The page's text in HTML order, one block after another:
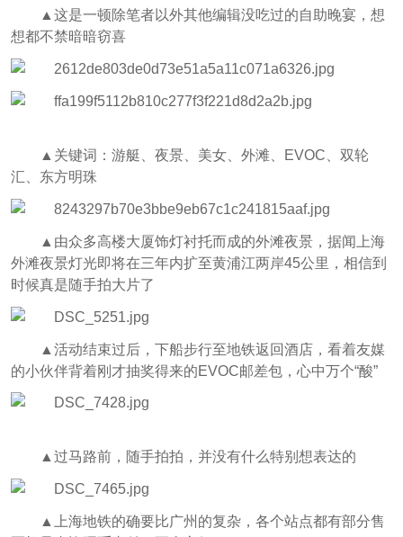
▲这是一顿除笔者以外其他编辑没吃过的自助晚宴，想
想都不禁暗暗窃喜
▲关键词：游艇、夜景、美女、外滩、EVOC、双轮
汇、东方明珠
▲由众多高楼大厦饰灯衬托而成的外滩夜景，据闻上海
外滩夜景灯光即将在三年内扩至黄浦江两岸45公里，相信到
时候真是随手拍大片了
▲活动结束过后，下船步行至地铁返回酒店，看着友媒
的小伙伴背着刚才抽奖得来的EVOC邮差包，心中万个“酸”
▲过马路前，随手拍拍，并没有什么特别想表达的
▲上海地铁的确要比广州的复杂，各个站点都有部分售